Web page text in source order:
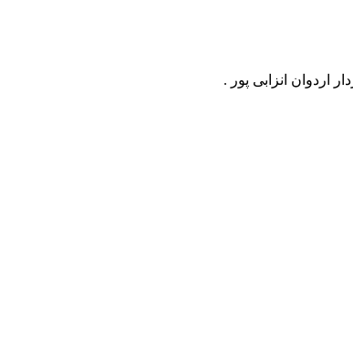
اردوان انزابی پور .